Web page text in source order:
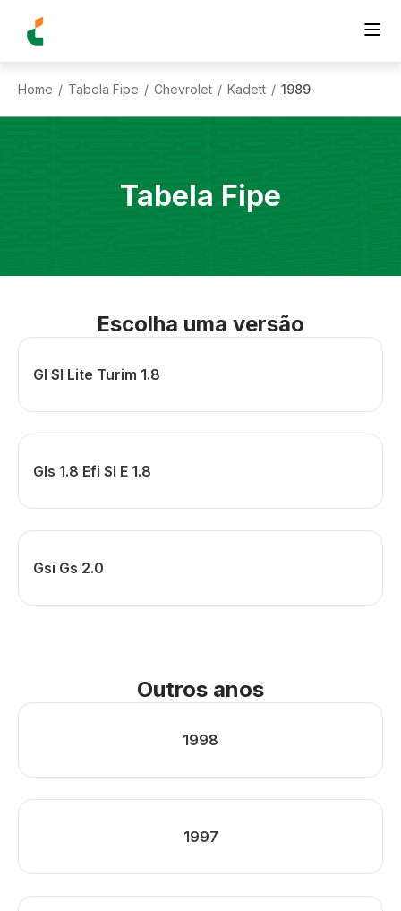
Home / Tabela Fipe / Chevrolet / Kadett / 1989
Tabela Fipe
Escolha uma versão
Gl Sl Lite Turim 1.8
Gls 1.8 Efi Sl E 1.8
Gsi Gs 2.0
Outros anos
1998
1997